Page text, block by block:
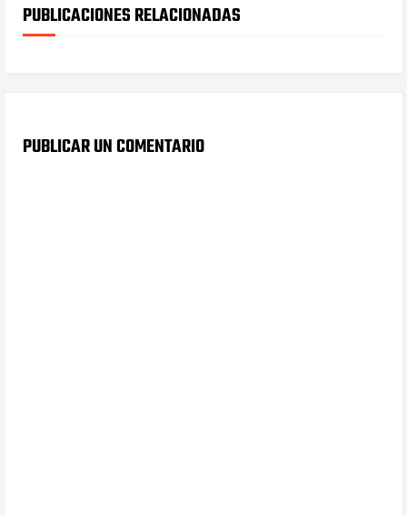
PUBLICACIONES RELACIONADAS
PUBLICAR UN COMENTARIO